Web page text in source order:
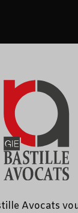
Avocats